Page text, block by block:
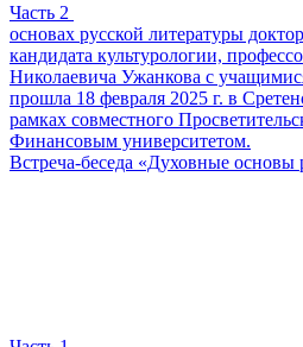
Часть 2
основах русской литературы
кандидата культурологии,
Николаевича Ужанкова с
прошла 18 февраля 2025 г. в
рамках совместного
Финансовым университетом.
Встреча-беседа «Духовные основы